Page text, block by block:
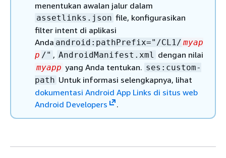
menentukan awalan jalur dalam
assetlinks.json file, konfigurasikan
filter intent di aplikasi
Anda android:pathPrefix="/CL1/ myap
p /" , AndroidManifest.xml dengan nilai
myapp yang Anda tentukan. ses:custom-
path Untuk informasi selengkapnya, lihat
dokumentasi Android App Links di situs web
Android Developers
.